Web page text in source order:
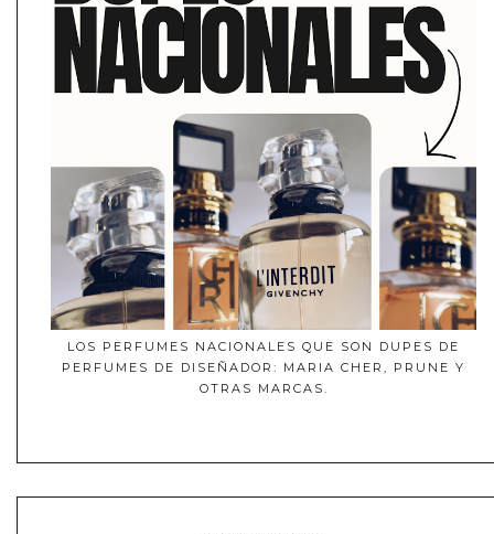
LOS PERFUMES NACIONALES QUE SON DUPES DE
PERFUMES DE DISEÑADOR: MARIA CHER, PRUNE Y
OTRAS MARCAS.